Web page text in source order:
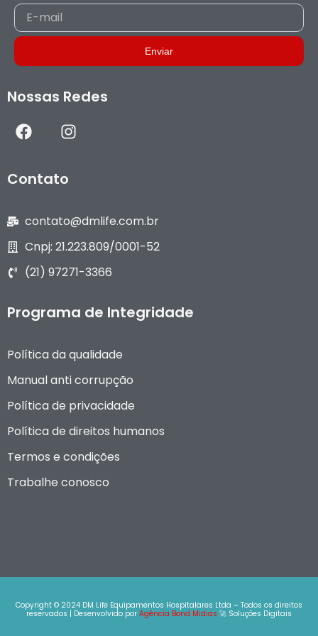
Contato
contato@dmlife.com.br
Cnpj: 21.223.809/0001-52
(21) 97271-3366
Programa de Integridade
Política da qualidade
Manual anti corrupção
Política de privacidade
Política de direitos humanos
Termos e condições
Trabalhe conosco
E-
mail
Enviar
Nossas Redes
F
a
e
b
o
I
n
a
r
m
Copyright © 2024 DM Life Equipamentos Hospitalares Ltda – Todos os direitos
reservados | Desenvolvido por Agência Bond Midias 🚀 Soluções Digitais